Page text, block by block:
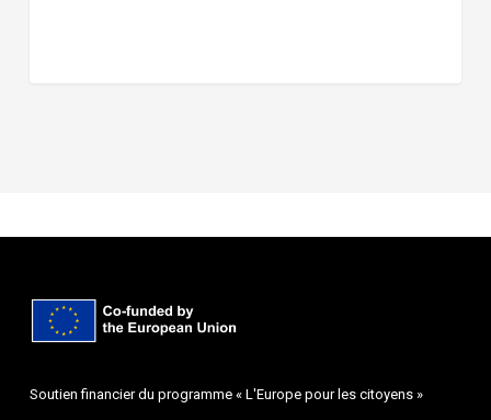
Soutien financier du programme « L'Europe pour les citoyens »